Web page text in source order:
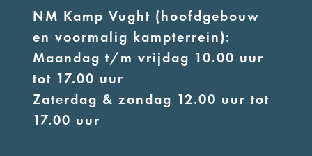
NM Kamp Vught (hoofdgebouw
en voormalig kampterrein):
Maandag t/m vrijdag 10.00 uur
tot 17.00 uur
Zaterdag & zondag 12.00 uur tot
17.00 uur